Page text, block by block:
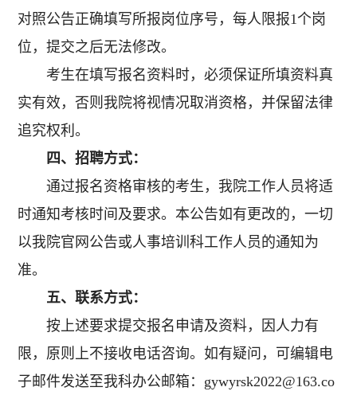
对照公告正确填写所报岗位序号，每人限报1个岗
位，提交之后无法修改。
考生在填写报名资料时，必须保证所填资料真
实有效，否则我院将视情况取消资格，并保留法律
追究权利。
四、招聘方式：
通过报名资格审核的考生，我院工作人员将适
时通知考核时间及要求。本公告如有更改的，一切
以我院官网公告或人事培训科工作人员的通知为
准。
五、联系方式：
按上述要求提交报名申请及资料，因人力有
限，原则上不接收电话咨询。如有疑问，可编辑电
子邮件发送至我科办公邮箱：gywyrsk2022@163.co